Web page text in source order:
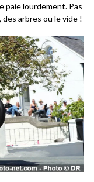
paie lourdement. Pas
arbres ou le vide !